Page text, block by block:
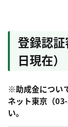
登録認
日現在）
※助成金につい
ネット東京（
い。